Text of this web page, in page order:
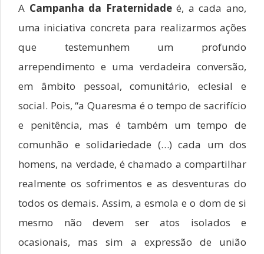
A Campanha da Fraternidadeé, a cada ano,
uma iniciativa concreta para realizarmos ações
que testemunhem um profundo
arrependimento e uma verdadeira conversão,
em âmbito pessoal, comunitário, eclesial e
social. Pois, “a Quaresma é o tempo de sacrifício
e penitência, mas é também um tempo de
comunhão e solidariedade (…) cada um dos
homens, na verdade, é chamado a compartilhar
realmente os sofrimentos e as desventuras do
todos os demais. Assim, a esmola e o dom de si
mesmo não devem ser atos isolados e
ocasionais, mas sim a expressão de união